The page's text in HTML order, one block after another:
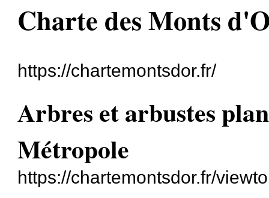
Charte des Monts
https://chartemontsdor.fr/
Arbres et arbustes
Métropole
https://chartemontsdor.fr/